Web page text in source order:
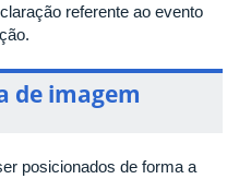
referente ao evento
de imagem
posicionados de forma a